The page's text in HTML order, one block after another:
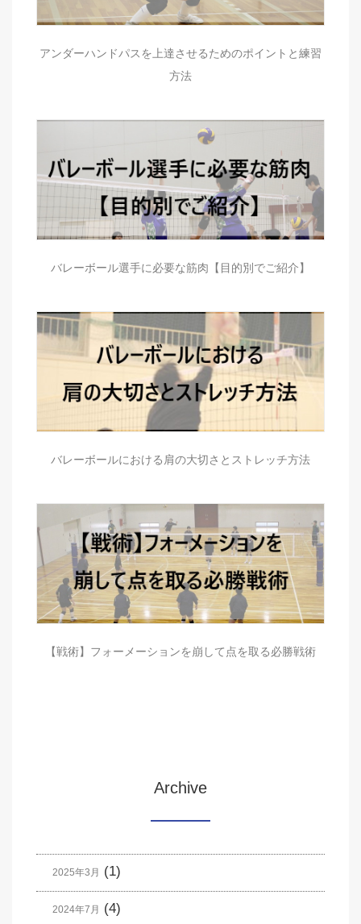
アンダーハンドパスを上達させるためのポイントと練習
方法
バレーボール選手に必要な筋肉【目的別でご紹介】
バレーボールにおける肩の大切さとストレッチ方法
【戦術】フォーメーションを崩して点を取る必勝戦術
Archive
2025年3月 (1)
2024年7月 (4)